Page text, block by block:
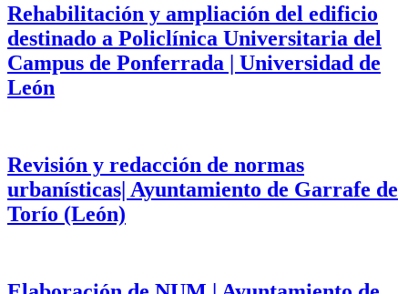
Rehabilitación y ampliación del edificio
destinado a Policlínica Universitaria del
Campus de Ponferrada | Universidad de
León
Revisión y redacción de normas
urbanísticas| Ayuntamiento de Garrafe de
Torío (León)